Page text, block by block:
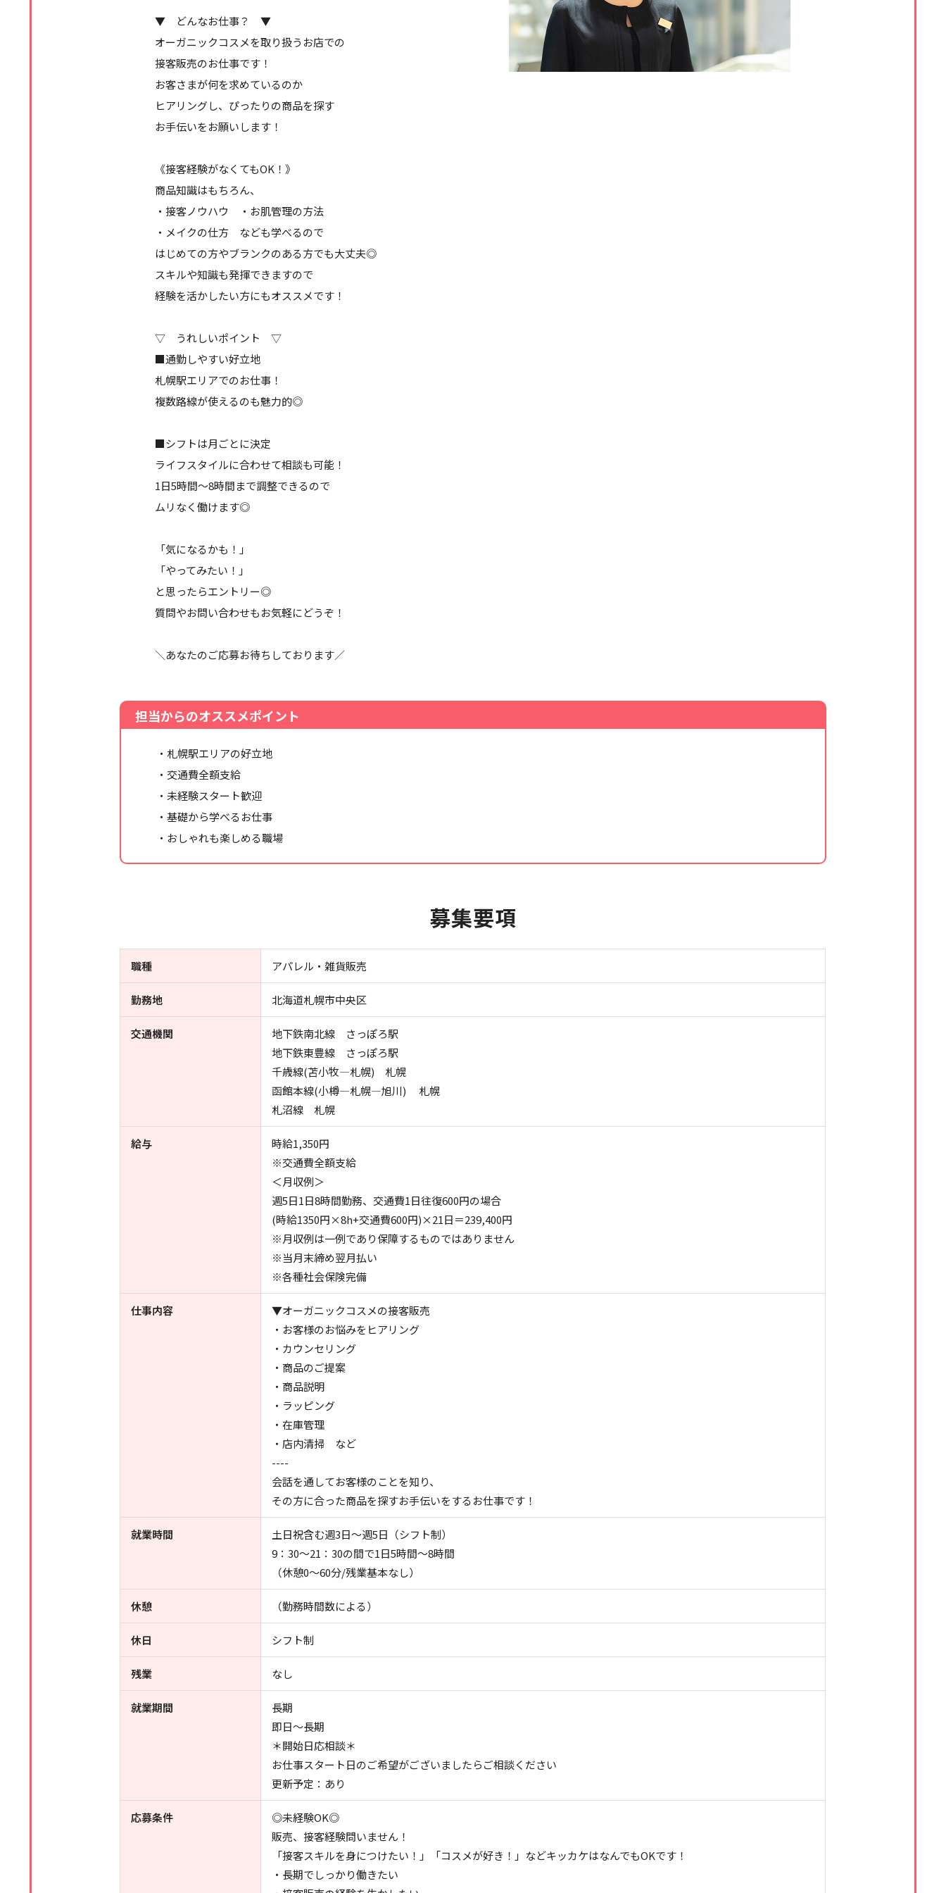
▼ どんなお仕事？ ▼
オーガニックコスメを取り扱うお店での
接客販売のお仕事です！
お客さまが何を求めているのか
ヒアリングし、ぴったりの商品を探す
お手伝いをお願いします！
《接客経験がなくてもOK！》
商品知識はもちろん、
・接客ノウハウ ・お肌管理の方法
・メイクの仕方 なども学べるので
はじめての方やブランクのある方でも大丈夫◎
スキルや知識も発揮できますので
経験を活かしたい方にもオススメです！
▽ うれしいポイント ▽
■通勤しやすい好立地
札幌駅エリアでのお仕事！
複数路線が使えるのも魅力的◎
■シフトは月ごとに決定
ライフスタイルに合わせて相談も可能！
1日5時間～8時間まで調整できるので
ムリなく働けます◎
「気になるかも！」
「やってみたい！」
と思ったらエントリー◎
質問やお問い合わせもお気軽にどうぞ！
＼あなたのご応募お待ちしております／
担当からのオススメポイント
・札幌駅エリアの好立地
・交通費全額支給
・未経験スタート歓迎
・基礎から学べるお仕事
・おしゃれも楽しめる職場
募集要項
職種 アパレル・雑貨販売
勤務地 北海道札幌市中央区
交通機関
地下鉄南北線 さっぽろ駅
地下鉄東豊線 さっぽろ駅
千歳線(苫小牧―札幌) 札幌
函館本線(小樽―札幌―旭川) 札幌
札沼線 札幌
給与
時給1,350円
※交通費全額支給
＜月収例＞
週5日1日8時間勤務、交通費1日往復600円の場合
(時給1350円×8h+交通費600円)×21日＝239,400円
※月収例は一例であり保障するものではありません
※当月末締め翌月払い
※各種社会保険完備
仕事内容
▼オーガニックコスメの接客販売
・お客様のお悩みをヒアリング
・カウンセリング
・商品のご提案
・商品説明
・ラッピング
・在庫管理
・店内清掃 など
----
会話を通してお客様のことを知り、
その方に合った商品を探すお手伝いをするお仕事です！
就業時間
土日祝含む週3日～週5日（シフト制）
9：30～21：30の間で1日5時間～8時間
（休憩0～60分/残業基本なし）
休憩 （勤務時間数による）
休日 シフト制
残業 なし
就業期間
長期
即日～長期
＊開始日応相談＊
お仕事スタート日のご希望がございましたらご相談ください
更新予定：あり
応募条件
◎未経験OK◎
販売、接客経験問いません！
「接客スキルを身につけたい！」「コスメが好き！」などキッカケはなんでもOKです！
・長期でしっかり働きたい